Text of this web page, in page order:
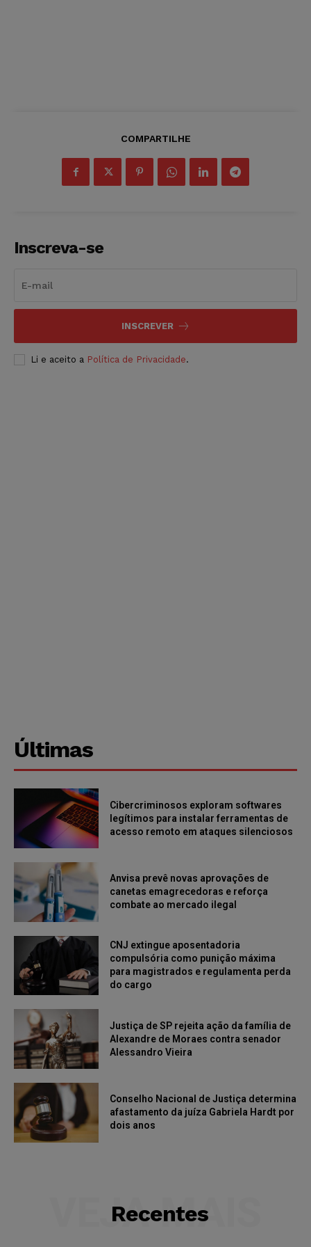
COMPARTILHE
Inscreva-se
INSCREVER
Li e aceito a Política de Privacidade.
Últimas
Cibercriminosos exploram softwares
legítimos para instalar ferramentas de
acesso remoto em ataques silenciosos
Anvisa prevê novas aprovações de
canetas emagrecedoras e reforça
combate ao mercado ilegal
CNJ extingue aposentadoria
compulsória como punição máxima
para magistrados e regulamenta perda
do cargo
Justiça de SP rejeita ação da família de
Alexandre de Moraes contra senador
Alessandro Vieira
Conselho Nacional de Justiça determina
afastamento da juíza Gabriela Hardt por
dois anos
Recentes
VEJA MAIS